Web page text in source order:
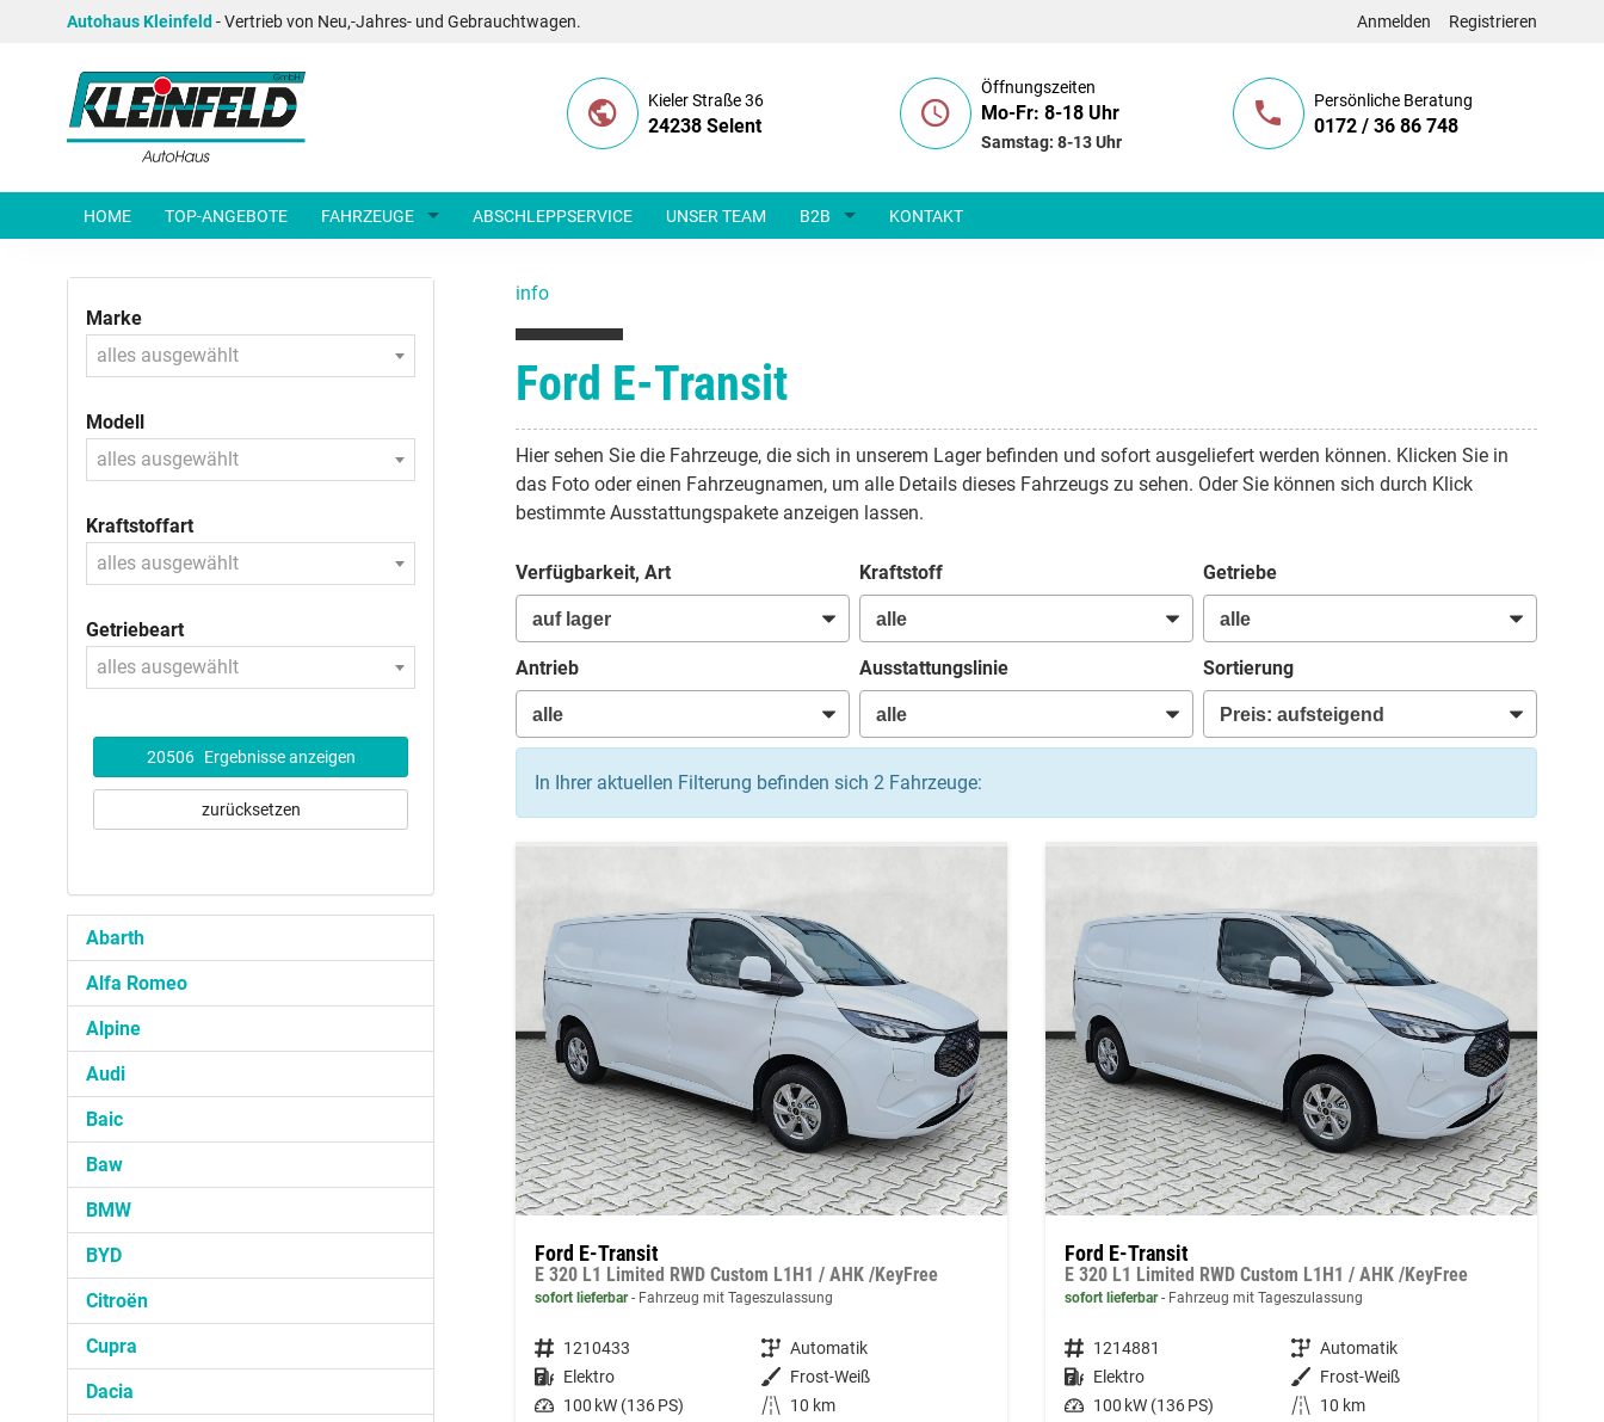
Autohaus Kleinfeld - Vertrieb von Neu,-Jahres- und Gebrauchtwagen. Anmelden Registrieren
Kieler Straße 36
24238 Selent
Öffnungszeiten
Mo-Fr: 8-18 Uhr
Samstag: 8-13 Uhr
Persönliche Beratung
0172 / 36 86 748
HOME TOP-ANGEBOTE FAHRZEUGE ABSCHLEPPSERVICE UNSER TEAM B2B KONTAKT
info
Ford E-Transit
Hier sehen Sie die Fahrzeuge, die sich in unserem Lager befinden und sofort ausgeliefert werden können. Klicken Sie in
das Foto oder einen Fahrzeugnamen, um alle Details dieses Fahrzeugs zu sehen. Oder Sie können sich durch Klick
bestimmte Ausstattungspakete anzeigen lassen.
Verfügbarkeit, Art Kraftstoff Getriebe
Antrieb Ausstattungslinie Sortierung
In Ihrer aktuellen Filterung befinden sich 2 Fahrzeuge:
Ford E-Transit
E 320 L1 Limited RWD Custom L1H1 / AHK /KeyFree
sofort lieferbar Fahrzeug mit Tageszulassung
Fahrzeugnummer 1210433 Getriebe Automatik
Kraftstoff Elektro Außenfarbe Frost-Weiß
Leistung 100 kW (136 PS) Kilometerstand
10 km
Ford E-Transit
E 320 L1 Limited RWD Custom L1H1 / AHK /KeyFree
sofort lieferbar Fahrzeug mit Tageszulassung
Fahrzeugnummer 1214881 Getriebe Automatik
Kraftstoff Elektro Außenfarbe Frost-Weiß
Leistung 100 kW (136 PS) Kilometerstand
10 km
Marke
alles ausgewählt
Modell
alles ausgewählt
Kraftstoffart
alles ausgewählt
Getriebeart
alles ausgewählt
20506 Ergebnisse anzeigen
zurücksetzen
Abarth
Alfa Romeo
Alpine
Audi
Baic
Baw
BMW
BYD
Citroën
Cupra
Dacia